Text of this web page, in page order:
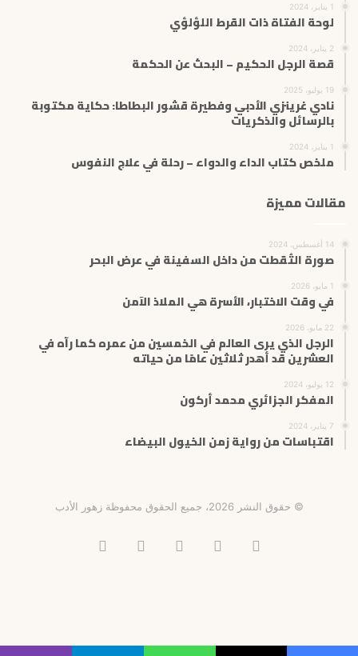
1 يناير، 2024
لوحة الفتاة ذات القرط اللؤلؤي
2 يناير، 2024
قصة الرجل الحكيم – البحث عن الحكمة
19 يوليو، 2025
نادي غرينزي الأدبي وفطيرة قشور البطاطا: حكاية مكتوبة
بالرسائل والذكريات
1 يناير، 2024
ملخص كتاب الداء والدواء – رحلة في علاج النفوس
مقالات مميزة
14 أغسطس، 2024
صورة التُقطت من داخل السفينة في عرض البحر
1 مايو، 2026
في وقت الاختبار، الأسرة هي الملاذ الآمن
22 مايو، 2026
الرجل الذي يرى العالم في الخمسين من عمره كما رآه في
العشرين قد أهدر ثلاثين عامًا من حياته
12 يوليو، 2024
المفكر الجزائري محمد أركون
7 يناير، 2024
اقتباسات من رواية زمن الخيول البيضاء
© حقوق النشر 2026، جميع الحقوق محفوظة زهور الأدب
فيسبوك انستقرامتيلقرام